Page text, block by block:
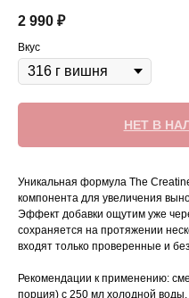
2 990 ₽
Вкус
НЕТ В
Уникальная формула The
компонента для увеличения
Эффект добавки ощутим уже
сохраняется на протяжении
входят только проверенные и
Рекомендации к применению:
порция) с 250 мл холодной воды.